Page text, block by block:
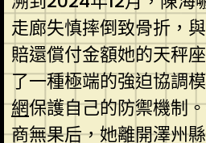
走廊失慎摔倒致骨折，
賠還償付金額她的天秤
了一種極端的強迫協調
網保護自己的防禦機制
商無果后，她離開澤州